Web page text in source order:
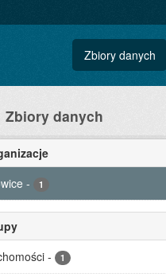
Zbiory danych
Zbiory danych
- 1
- 1